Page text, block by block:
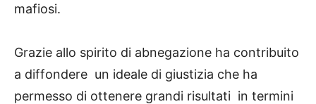
mafiosi.
Grazie allo spirito di abnegazione ha contribuito
a diffondere un ideale di giustizia che ha
permesso di ottenere grandi risultati in termini